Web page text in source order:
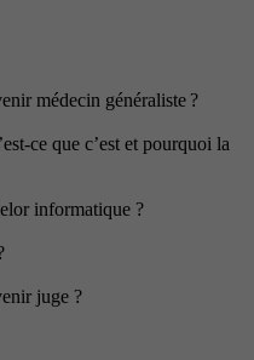
médecin généraliste ?
ce que c’est et pourquoi la
informatique ?
juge ?